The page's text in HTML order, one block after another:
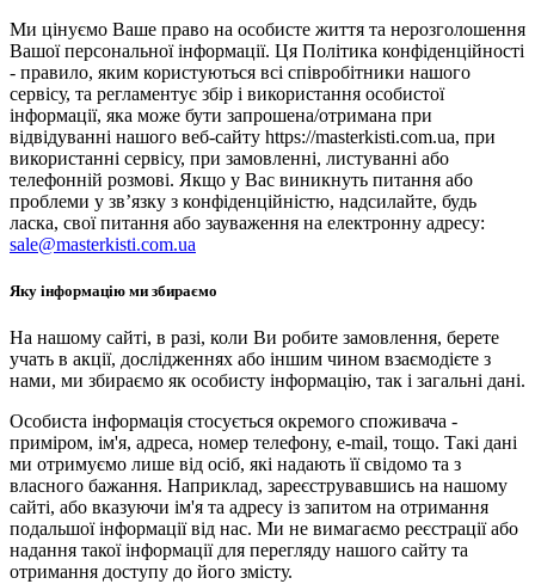
Ми цінуємо Ваше право на особисте життя та нерозголошення
Вашої персональної інформації. Ця Політика конфіденційності
- правило, яким користуються всі співробітники нашого
сервісу, та регламентує збір і використання особистої
інформації, яка може бути запрошена/отримана при
відвідуванні нашого веб-сайту https://masterkisti.com.ua, при
використанні сервісу, при замовленні, листуванні або
телефонній розмові. Якщо у Вас виникнуть питання або
проблеми у зв’язку з конфіденційністю, надсилайте, будь
ласка, свої питання або зауваження на електронну адресу:
sale@masterkisti.com.ua
Яку інформацію ми збираємо
На нашому сайті, в разі, коли Ви робите замовлення, берете
учать в акції, дослідженнях або іншим чином взаємодієте з
нами, ми збираємо як особисту інформацію, так і загальні дані.
Особиста інформація стосується окремого споживача -
приміром, ім'я, адреса, номер телефону, e-mail, тощо. Такі дані
ми отримуємо лише від осіб, які надають її свідомо та з
власного бажання. Наприклад, зареєструвавшись на нашому
сайті, або вказуючи ім'я та адресу із запитом на отримання
подальшої інформації від нас. Ми не вимагаємо реєстрації або
надання такої інформації для перегляду нашого сайту та
отримання доступу до його змісту.